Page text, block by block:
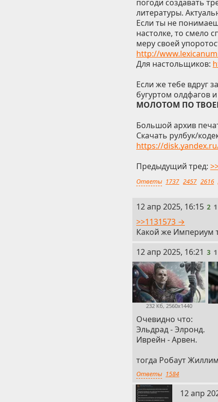
погоди создавать
литературы.
Если ты не
настолке, то смело
меру своей
http://
Для настольщиков:
Если же тебе вдруг
бугуртом олдфагов
МОЛОТОМ ПО
Большой архив
Скачать рулбук/
https://
Предыдущий тред:
Ответы 1737 2457 2616
2
12 апр 2025, 16:15 2
>>1131573 →
Какой же Империум
3
12 апр 2025, 16:21 3
232 Кб, 2560x1440
Очевидно что:
Эльдрад - Элронд.
Иврейн - Арвен.
тогда Робаут
Ответы 1584
4
12 апр